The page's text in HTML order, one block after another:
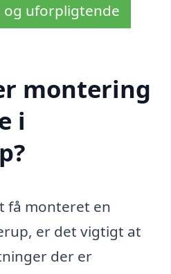
og uforpligtende
montering
i
få monteret en
er det vigtigt at
der er